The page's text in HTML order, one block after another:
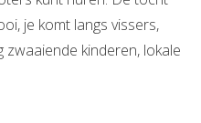
je komt langs vissers,
kinderen, lokale